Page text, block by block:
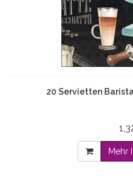
20 Servietten
Mehr